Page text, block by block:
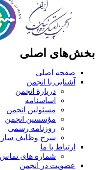
اصلی
صفحه اصلی
آشنایی با انجمن
دربارۀ انجمن
اساسنامه
مسئولین انجمن
مؤسسین انجمن
روزنامه رسمی
شرح وظایف
ارتباط با ما
شماره های تماس،
عضویت در انجمن